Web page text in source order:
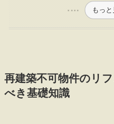
もっと
再建築不可物件のリ
べき基礎知識